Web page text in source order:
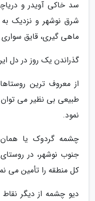
شرق نوشهر و نزدیک
ماهی گیری، قایق
گذراندن یک روز در دل
از معروف ترین
طبیعی بی نظیر می توان
نمود.
چشمه گردوک یا همان
جنوب نوشهر، در
کل منطقه را تأمین می
دیو چشمه از دیگر